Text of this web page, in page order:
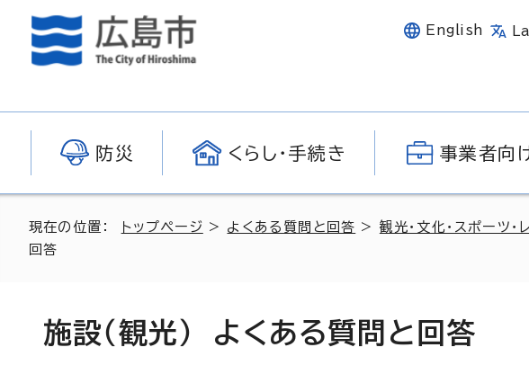
English
防災 くらし・手続き 事業者向
現在の位置： トップページ > よくある質問と回答 > 観光・文化・スポーツ
回答
施設（観光） よくある質問と回答